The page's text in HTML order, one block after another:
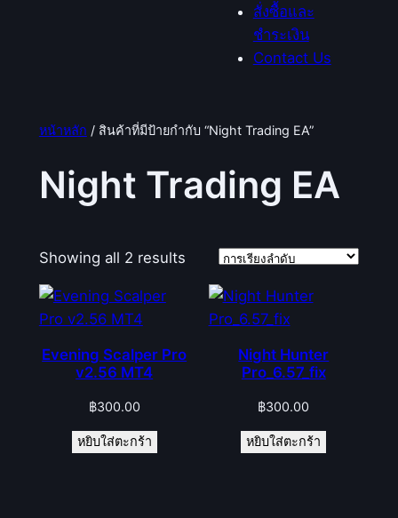
สั่งซื้อและ
ชำระเงิน
Contact Us
หน้าหลัก / สินค้าที่มีป้ายกำกับ “Night Trading EA”
Night Trading EA
Showing all 2 results
Evening Scalper Pro
v2.56 MT4
฿300.00
หยิบใส่ตะกร้า
Night Hunter
Pro_6.57_fix
฿300.00
หยิบใส่ตะกร้า